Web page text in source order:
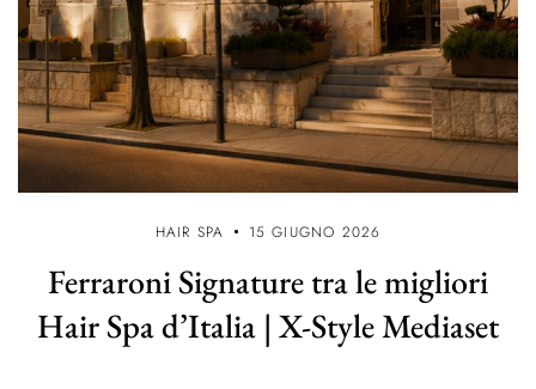
HAIR SPA 15 GIUGNO 2026
Ferraroni Signature tra le migliori
Hair Spa d’Italia | X-Style Mediaset